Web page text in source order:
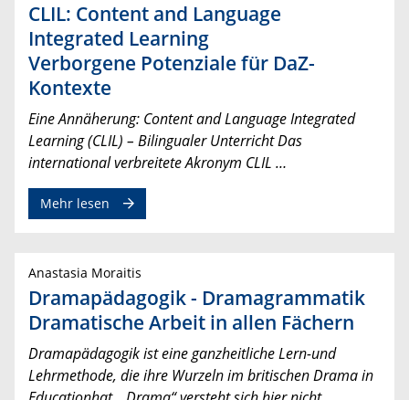
CLIL: Content and Language
Integrated Learning
Verborgene Potenziale für DaZ-
Kontexte
Eine Annäherung: Content and Language Integrated
Learning (CLIL) – Bilingualer Unterricht Das
international verbreitete Akronym CLIL …
Mehr lesen
Anastasia Moraitis
Dramapädagogik - Dramagrammatik
Dramatische Arbeit in allen Fächern
Dramapädagogik ist eine ganzheitliche Lern-und
Lehrmethode, die ihre Wurzeln im britischen Drama in